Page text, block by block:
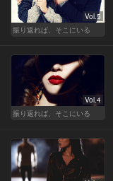
Vol.5
振り返れば、そこにいる
Vol.4
振り返れば、そこにいる